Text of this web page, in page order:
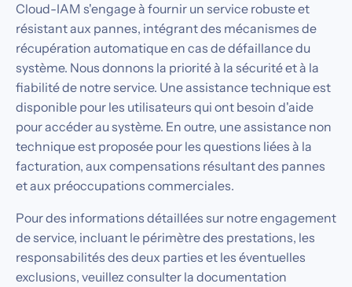
Cloud-IAM s'engage à fournir un service robuste et
résistant aux pannes, intégrant des mécanismes de
récupération automatique en cas de défaillance du
système. Nous donnons la priorité à la sécurité et à la
fiabilité de notre service. Une assistance technique est
disponible pour les utilisateurs qui ont besoin d'aide
pour accéder au système. En outre, une assistance non
technique est proposée pour les questions liées à la
facturation, aux compensations résultant des pannes
et aux préoccupations commerciales.
Pour des informations détaillées sur notre engagement
de service, incluant le périmètre des prestations, les
responsabilités des deux parties et les éventuelles
exclusions, veuillez consulter la documentation